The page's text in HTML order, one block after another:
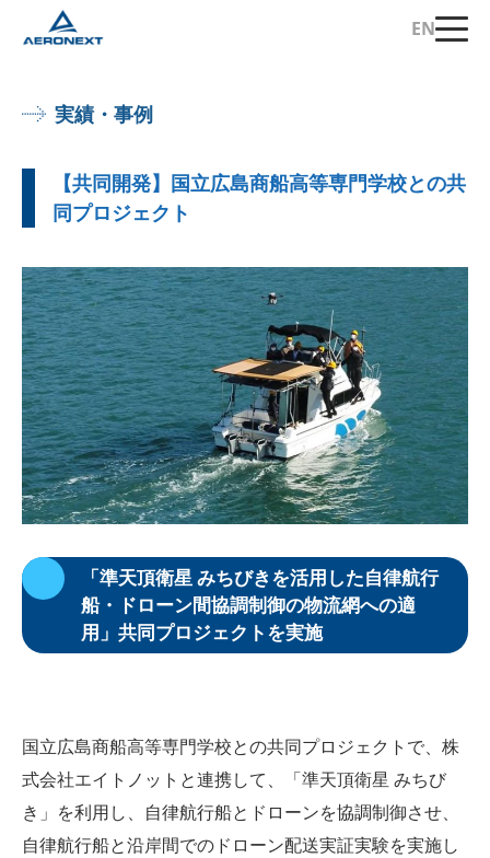
EN
実績・事例
【共同開発】国立広島商船高等専門学校との共
同プロジェクト
「準天頂衛星 みちびきを活用した自律航行
船・ドローン間協調制御の物流網への適
用」共同プロジェクトを実施
国立広島商船高等専門学校との共同プロジェクトで、株
式会社エイトノットと連携して、「準天頂衛星 みちび
き」を利用し、自律航行船とドローンを協調制御させ、
自律航行船と沿岸間でのドローン配送実証実験を実施し